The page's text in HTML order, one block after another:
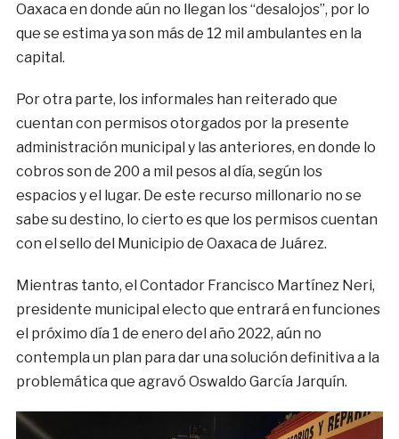
Oaxaca en donde aún no llegan los “desalojos”, por lo
que se estima ya son más de 12 mil ambulantes en la
capital.
Por otra parte, los informales han reiterado que
cuentan con permisos otorgados por la presente
administración municipal y las anteriores, en donde lo
cobros son de 200 a mil pesos al día, según los
espacios y el lugar. De este recurso millonario no se
sabe su destino, lo cierto es que los permisos cuentan
con el sello del Municipio de Oaxaca de Juárez.
Mientras tanto, el Contador Francisco Martínez Neri,
presidente municipal electo que entrará en funciones
el próximo día 1 de enero del año 2022, aún no
contempla un plan para dar una solución definitiva a la
problemática que agravó Oswaldo García Jarquín.